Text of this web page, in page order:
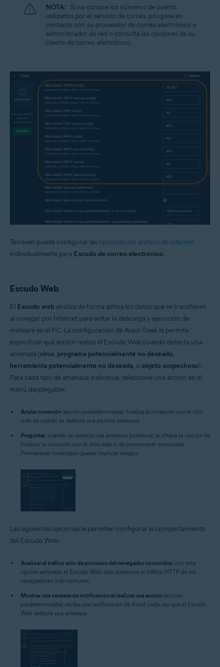
NOTA: Si no conoce los números de puerto
utilizados por el servicio de correo, póngase en
contacto con su proveedor de correo electrónico o
administrador de red o consulte las opciones de su
cliente de correo electrónico.
También puede configurar las opciones del archivo de informe
individualmente para Escudo de correo electrónico.
Escudo Web
El Escudo web analiza de forma activa los datos que se transfieren
al navegar por Internet para evitar la descarga y ejecución de
malware en el PC. La configuración de Avast Geek le permite
especificar qué acción realiza el Escudo Web cuando detecta una
amenaza (virus, programa potencialmente no deseado,
herramienta potencialmente no deseada, u objeto sospechoso).
Para cada tipo de amenaza individual, seleccione una acción en el
menú desplegable:
Anular conexión (acción predeterminada): finaliza la conexión con el sitio
web en cuanto se detecta una posible amenaza.
Preguntar: cuando se detecta una amenaza potencial, le ofrece la opción de
finalizar la conexión con el sitio web o de permanecer conectado.
Permanecer conectado puede implicar riesgos.
Las siguientes opciones le permiten configurar el comportamiento
del Escudo Web:
Analizar el tráfico sólo de procesos del navegador conocidos: con esta
opción activada, el Escudo Web solo supervisa el tráfico HTTP de los
navegadores más comunes.
Mostrar una ventana de notificación al realizar una acción (opción
predeterminada): recibe una notificación de Avast cada vez que el Escudo
Web detecta una amenaza.